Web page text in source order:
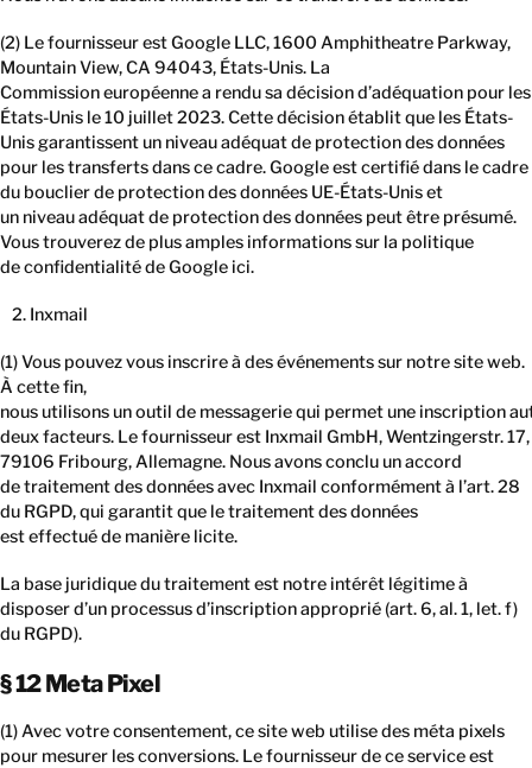
(2) Le fournisseur est Google LLC, 1600 Amphitheatre Parkway,
Mountain View, CA 94043, États-Unis. La
Commission européenne a rendu sa décision d’adéquation pour les
États-Unis le 10 juillet 2023. Cette décision établit que les États-
Unis garantissent un niveau adéquat de protection des données
pour les transferts dans ce cadre. Google est certifié dans le cadre
du bouclier de protection des données UE-États-Unis et
un niveau adéquat de protection des données peut être présumé.
Vous trouverez de plus amples informations sur la politique
de confidentialité de Google ici.
Inxmail
(1) Vous pouvez vous inscrire à des événements sur notre site web.
À cette fin,
nous utilisons un outil de messagerie qui permet une inscription
deux facteurs. Le fournisseur est Inxmail GmbH, Wentzingerstr. 17,
79106 Fribourg, Allemagne. Nous avons conclu un accord
de traitement des données avec Inxmail conformément à l’art. 28
du RGPD, qui garantit que le traitement des données
est effectué de manière licite.
La base juridique du traitement est notre intérêt légitime à
disposer d’un processus d’inscription approprié (art. 6, al. 1, let. f)
du RGPD).
§ 12 Meta Pixel
(1) Avec votre consentement, ce site web utilise des méta pixels
pour mesurer les conversions. Le fournisseur de ce service est